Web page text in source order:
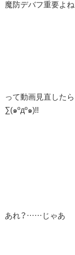
魔防デバフ重要よ
って動画見直した
∑(๑ºдº๑)!!
あれ？……じゃあ